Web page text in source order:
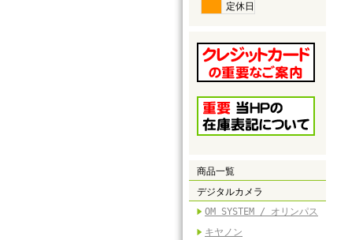
定休日
商品一覧
デジタルカメラ
OM SYSTEM / オリンパス
キヤノン